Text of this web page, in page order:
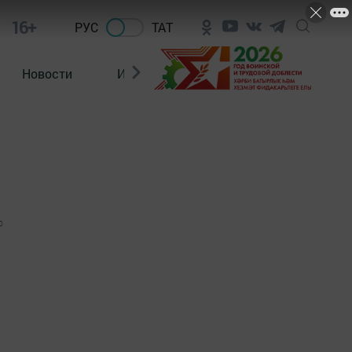
16+ РУС ТАТ
Новости Из зала суда